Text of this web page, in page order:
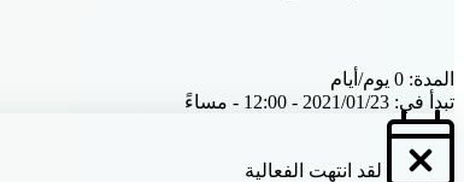
المدة: 0 يوم/أيام
تبدأ في: 2021/01/23 - 12:00 - مساءً
لقد انتهت الفعالية